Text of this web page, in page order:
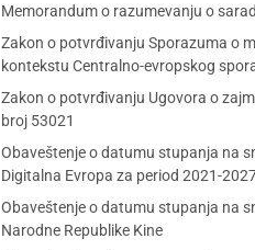
Memorandum o razumevanju o
Zakon o potvrđivanju Sporazuma o
kontekstu Centralno-evropskog
Zakon o potvrđivanju Ugovora o
broj 53021
Obaveštenje o datumu stupanja na
Digitalna Evropa za period 2021-
Obaveštenje o datumu stupanja na
Narodne Republike Kine